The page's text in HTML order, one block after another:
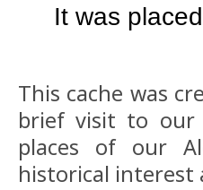
It was
This cache was
brief visit to our
places of our
historical interest